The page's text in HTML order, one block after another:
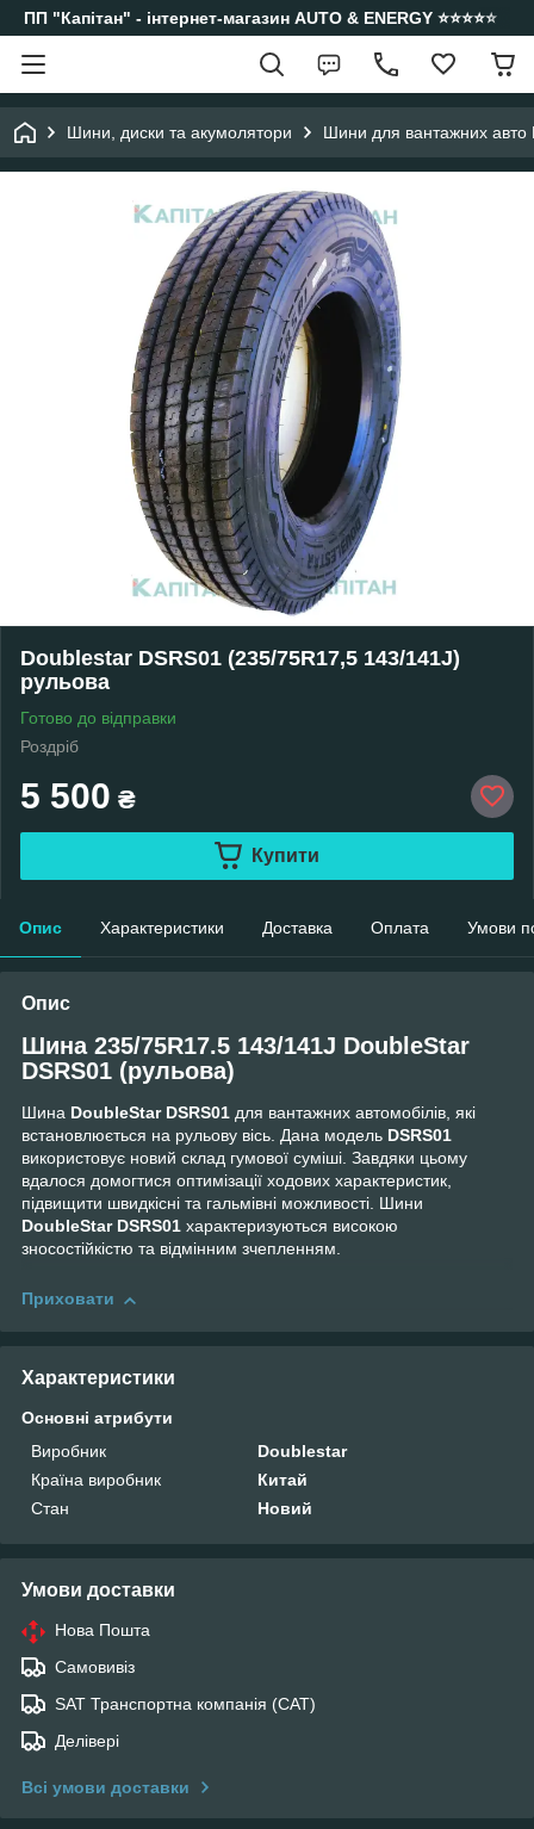
ПП "Капітан" - інтернет-магазин AUTO & ENERGY ⭐️⭐️⭐️⭐️⭐️
Шини, диски та акумолятори Шини для вантажних
Doublestar DSRS01 (235/75R17,5 143/141J)
рульова
Готово до відправки
Роздріб
5 500 ₴
Купити
Опис Характеристики Доставка Оплата Умови
Опис
Шина 235/75R17.5 143/141J DoubleStar
DSRS01 (рульова)
Шина DoubleStar DSRS01 для вантажних автомобілів, які
встановлюється на рульову вісь. Дана модель DSRS01
використовує новий склад гумової суміші. Завдяки цьому
вдалося домогтися оптимізації ходових характеристик,
підвищити швидкісні та гальмівні можливості. Шини
DoubleStar DSRS01 характеризуються високою
зносостійкістю та відмінним зчепленням.
Приховати
Характеристики
Основні атрибути
Виробник
Doublestar
Країна виробник
Китай
Стан
Новий
Умови доставки
Нова Пошта
Самовивіз
SAT Транспортна компанія (САТ)
Делівері
Всі умови доставки